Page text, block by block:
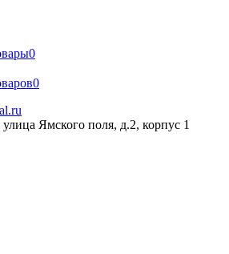
0
0
Ямского поля, д.2, корпус 1